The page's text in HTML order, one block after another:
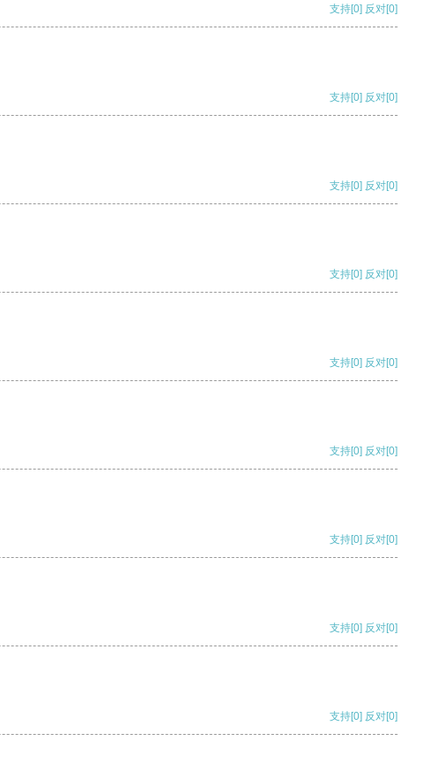
支持[0] 反对[0]
支持[0] 反对[0]
支持[0] 反对[0]
支持[0] 反对[0]
支持[0] 反对[0]
支持[0] 反对[0]
支持[0] 反对[0]
支持[0] 反对[0]
支持[0] 反对[0]